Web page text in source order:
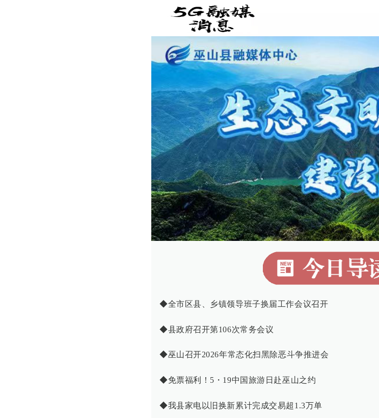
◆全市区县、乡镇领导班子换届工作会议召开
◆县政府召开第106次常务会议
◆巫山召开2026年常态化扫黑除恶斗争推进会
◆免票福利！5・19中国旅游日赴巫山之约
◆我县家电以旧换新累计完成交易超1.3万单